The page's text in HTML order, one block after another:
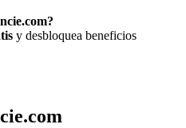
y desbloquea beneficios